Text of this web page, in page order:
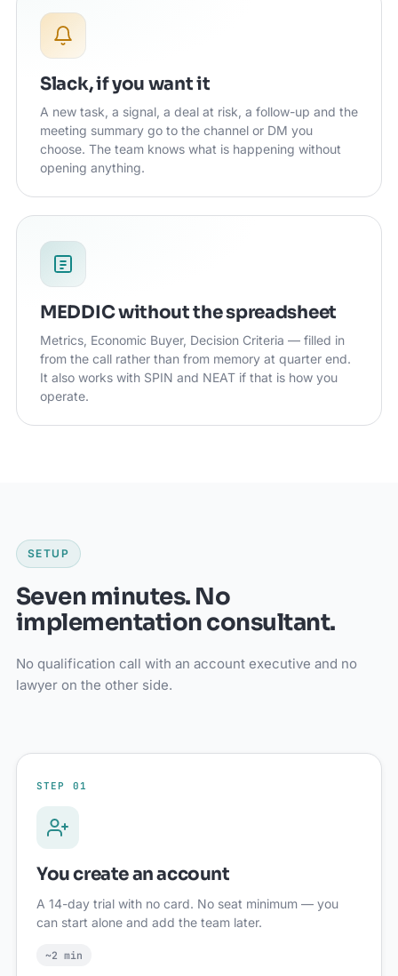
Slack, if you want it
A new task, a signal, a deal at risk, a follow-up and the
meeting summary go to the channel or DM you
choose. The team knows what is happening without
opening anything.
MEDDIC without the spreadsheet
Metrics, Economic Buyer, Decision Criteria — filled in
from the call rather than from memory at quarter end.
It also works with SPIN and NEAT if that is how you
operate.
SETUP
Seven minutes. No
implementation consultant.
No qualification call with an account executive and no
lawyer on the other side.
STEP 01
You create an account
A 14-day trial with no card. No seat minimum — you
can start alone and add the team later.
~2 min